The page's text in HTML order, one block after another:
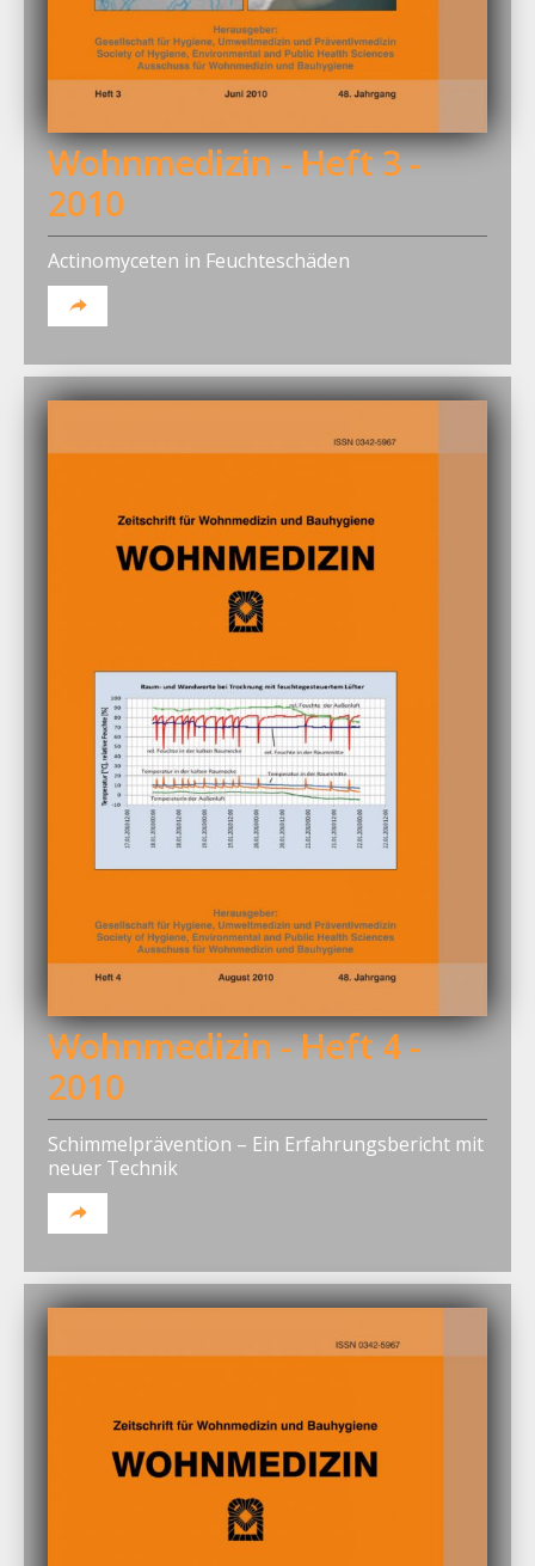
Wohnmedizin - Heft 3 -
2010
Actinomyceten in Feuchteschäden
Wohnmedizin - Heft 4 -
2010
Schimmelprävention – Ein Erfahrungsbericht mit
neuer Technik